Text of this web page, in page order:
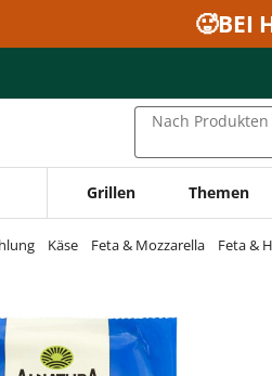
🥵BEI
Nach
Grillen Themen
Käse Feta & Mozzarella Feta &